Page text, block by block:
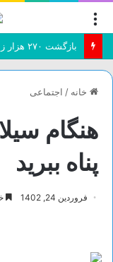
بازگشت ۲۷۰ هزار زائر البرزی از سفر اربعین
خانه / اجتماعی
هنگام
پناه ببرید
فروردین 24, 1402